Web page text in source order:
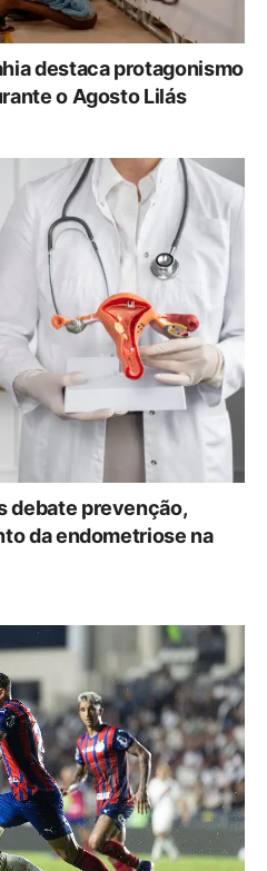
destaca protagonismo
o Agosto Lilás
debate prevenção,
da endometriose na